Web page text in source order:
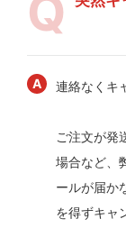
連絡なくキ
ご注文が発
場合など、
ールが届か
を得ずキャ